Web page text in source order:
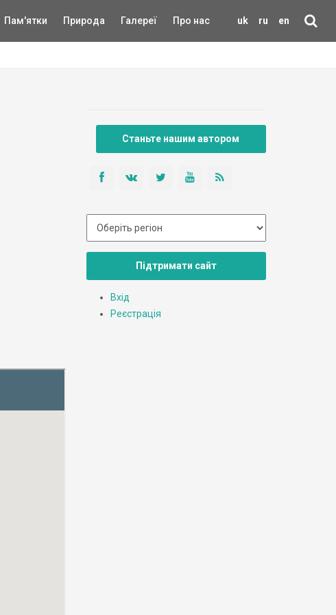
uk ru en
Пам'ятки Природа Галереї Про нас
Станьте нашим автором
Підтримати сайт
Вхід
Реєстрація